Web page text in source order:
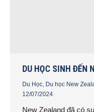
DU HỌC SINH ĐẾN
Du Học, Du học New
12/07/2024
New Zealand đã có